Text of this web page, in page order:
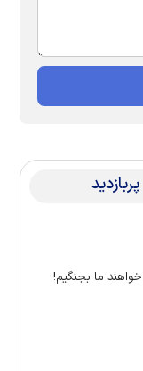
پربازدید
ما بجنگیم!